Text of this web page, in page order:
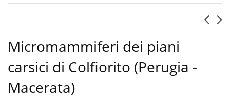
Micromammiferi dei piani
carsici di Colfiorito (Perugia -
Macerata)